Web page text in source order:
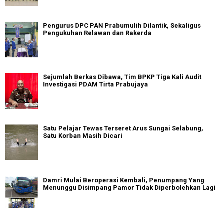
Pengurus DPC PAN Prabumulih Dilantik, Sekaligus
Pengukuhan Relawan dan Rakerda
Sejumlah Berkas Dibawa, Tim BPKP Tiga Kali Audit
Investigasi PDAM Tirta Prabujaya
Satu Pelajar Tewas Terseret Arus Sungai Selabung,
Satu Korban Masih Dicari
Damri Mulai Beroperasi Kembali, Penumpang Yang
Menunggu Disimpang Pamor Tidak Diperbolehkan Lagi